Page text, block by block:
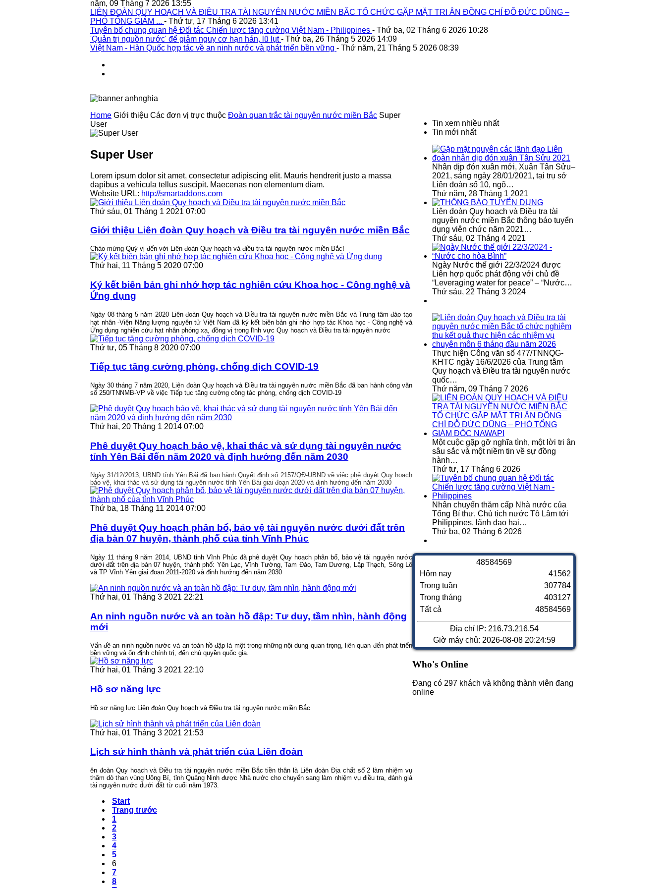
năm, 09 Tháng 7 2026 13:55
LIÊN ĐOÀN QUY HOẠCH VÀ ĐIỀU TRA TÀI NGUYÊN NƯỚC MIỀN BẮC TỔ CHỨC GẶP MẶT TRI ÂN ĐỒNG CHÍ ĐỖ ĐỨC DŨNG –
PHÓ TỔNG GIÁM ... - Thứ tư, 17 Tháng 6 2026 13:41
Tuyên bố chung quan hệ Đối tác Chiến lược tăng cường Việt Nam - Philippines - Thứ ba, 02 Tháng 6 2026 10:28
'Quản trị nguồn nước' để giảm nguy cơ hạn hán, lũ lụt- Thứ ba, 26 Tháng 5 2026 14:09
Việt Nam - Hàn Quốc hợp tác về an ninh nước và phát triển bền vững - Thứ năm, 21 Tháng 5 2026 08:39
Home Giới thiệu Các đơn vị trực thuộc Đoàn quan trắc tài nguyên nước miền Bắc Super
User
Super User
Lorem ipsum dolor sit amet, consectetur adipiscing elit. Mauris hendrerit justo a massa
dapibus a vehicula tellus suscipit. Maecenas non elementum diam.
Website URL: http://smartaddons.com
Thứ sáu, 01 Tháng 1 2021 07:00
Giới thiệu Liên đoàn Quy hoạch và Điều tra tài nguyên nước miền Bắc
Chào mừng Quý vị đến với Liên đoàn Quy hoạch và điều tra tài nguyên nước miền Bắc!
Thứ hai, 11 Tháng 5 2020 07:00
Ký kết biên bản ghi nhớ hợp tác nghiên cứu Khoa học - Công nghệ và
Ứng dụng
Ngày 08 tháng 5 năm 2020 Liên đoàn Quy hoạch và Điều tra tài nguyên nước miền Bắc và Trung tâm đào tạo
hạt nhân -Viện Năng lượng nguyên tử Việt Nam đã ký kết biên bản ghi nhớ hợp tác Khoa học - Công nghệ và
Ứng dụng nghiên cứu hạt nhân phóng xạ, đồng vị trong lĩnh vực Quy hoạch và Điều tra tài nguyên nước
Thứ tư, 05 Tháng 8 2020 07:00
Tiếp tục tăng cường phòng, chống dịch COVID-19
Ngày 30 tháng 7 năm 2020, Liên đoàn Quy hoạch và Điều tra tài nguyên nước miền Bắc đã ban hành công văn
số 250/TNNMB-VP về việc Tiếp tục tăng cường công tác phòng, chống dịch COVID-19
Thứ hai, 20 Tháng 1 2014 07:00
Phê duyệt Quy hoạch bảo vệ, khai thác và sử dụng tài nguyên nước
tỉnh Yên Bái đến năm 2020 và định hướng đến năm 2030
Ngày 31/12/2013, UBND tỉnh Yên Bái đã ban hành Quyết định số 2157/QĐ-UBND về việcphê duyệt Quy hoạch
bảo vệ, khai thác và sử dụng tài nguyên nước tỉnh Yên Bái giai đoạn 2020 và định hướng đến năm 2030
Thứ ba, 18 Tháng 11 2014 07:00
Phê duyệt Quy hoạch phân bổ, bảo vệ tài nguyên nước dưới đất trên
địa bàn 07 huyện, thành phố của tỉnh Vĩnh Phúc
Ngày 11 tháng 9 năm 2014, UBND tỉnh Vĩnh Phúc đã phê duyệt Quy hoạch phân bổ, bảo vệ tài nguyên nước
dưới đất trên địa bàn 07 huyện, thành phố: Yên Lạc, Vĩnh Tường, Tam Đảo, Tam Dương, Lập Thạch, Sông Lô
và TP Vĩnh Yên giai đoạn 2011-2020 và định hướng đến năm 2030
Thứ hai, 01 Tháng 3 2021 22:21
An ninh nguồn nước và an toàn hồ đập: Tư duy, tầm nhìn, hành động
mới
Vấn đề an ninh nguồn nước và an toàn hồ đập là một trong những nội dung quan trọng, liên quan đến phát triển
bền vững và ổn định chính trị, đến chủ quyền quốc gia.
Thứ hai, 01 Tháng 3 2021 22:10
Hồ sơ năng lực
Hồ sơ năng lực Liên đoàn Quy hoạch và Điều tra tài nguyên nước miền Bắc
Thứ hai, 01 Tháng 3 2021 21:53
Lịch sử hình thành và phát triển của Liên đoàn
ên đoàn Quy hoạch và Điều tra tài nguyên nước miền Bắc tiền thân là Liên đoàn Địa chất số 2 làm nhiệm vụ
thăm dò than vùng Uông Bí, tỉnh Quảng Ninh được Nhà nước cho chuyển sang làm nhiệm vụ điều tra, đánh giá
tài nguyên nước dưới đất từ cuối năm 1973.
Start
Trang trước
1
2
3
4
5
6
7
8
Tin xem nhiều nhất
Tin mới nhất
Nhân dịp đón xuân mới, Xuân Tân Sửu–
2021, sáng ngày 28/01/2021, tại trụ sở
Liên đoàn số 10, ngõ…
Thứ năm, 28 Tháng 1 2021
Liên đoàn Quy hoạch và Điều tra tài
nguyên nước miền Bắc thông báo tuyển
dụng viên chức năm 2021…
Thứ sáu, 02 Tháng 4 2021
Ngày Nước thế giới 22/3/2024 được
Liên hợp quốc phát động với chủ đề
“Leveraging water for peace” – “Nước…
Thứ sáu, 22 Tháng 3 2024
Thực hiện Công văn số 477/TNNQG-
KHTC ngày 16/6/2026 của Trung tâm
Quy hoạch và Điều tra tài nguyên nước
quốc…
Thứ năm, 09 Tháng 7 2026
Một cuộc gặp gỡ nghĩa tình, một lời tri ân
sâu sắc và một niềm tin về sự đồng
hành…
Thứ tư, 17 Tháng 6 2026
Nhân chuyến thăm cấp Nhà nước của
Tổng Bí thư, Chủ tịch nước Tô Lâm tới
Philippines, lãnh đạo hai…
Thứ ba, 02 Tháng 6 2026
48584569
Hôm nay
Trong tuần
Trong tháng
Tất cả
41562
307784
403127
48584569
Địa chỉ IP: 216.73.216.54
Giờ máy chủ: 2026-08-08 20:24:59
Who's Online
Đang có 297 khách và không thành viên đang
online